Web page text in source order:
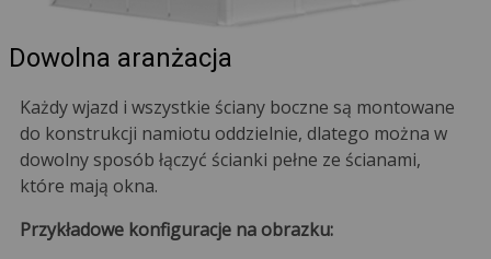
Dowolna aranżacja
Każdy wjazd i wszystkie ściany boczne są montowane
do konstrukcji namiotu oddzielnie, dlatego można w
dowolny sposób łączyć ścianki pełne ze ścianami,
które mają okna.
Przykładowe konfiguracje na obrazku: